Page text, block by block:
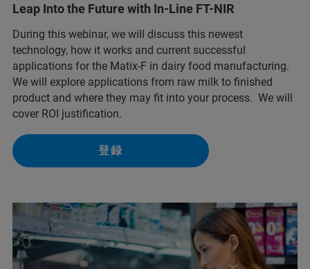
Leap Into the Future with In-Line FT-NIR
During this webinar, we will discuss this newest
technology, how it works and current successful
applications for the Matix-F in dairy food manufacturing.
We will explore applications from raw milk to finished
product and where they may fit into your process. We will
cover ROI justification.
登録